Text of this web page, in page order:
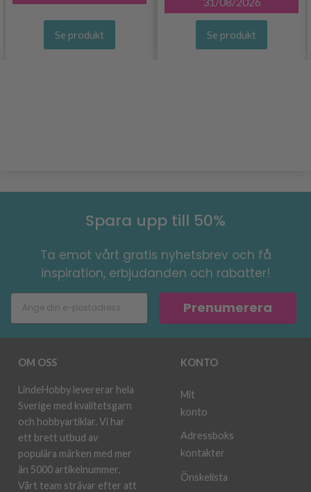
Se produkt Se produkt
Spara upp till 50%
Ta emot vårt gratis nyhetsbrev och få
inspiration, erbjudanden och rabatter!
Prenumerera
OM OSS
LindeHobby levererar hela
Sverige med kvalitetsgarn
och hobbyartiklar. Vi har
ett brett utbud av
populära märken med mer
än 5000 artikelnummer.
Vårt team strävar efter att
KONTO
Mit
konto
Adressboks
kontakter
Önskelista